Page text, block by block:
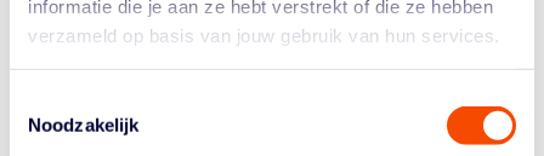
informatie die je aan ze hebt verstrekt of die ze hebben
verzameld op basis van jouw gebruik van hun services.
Noodzakelijk
Della Valle zo veel mogelijk druk zien te geven.
Italië, en als we winnen tegen de winnaar van Frankrijk
– Litouwen. Maar dat is voor nu dus totaal niet aan de